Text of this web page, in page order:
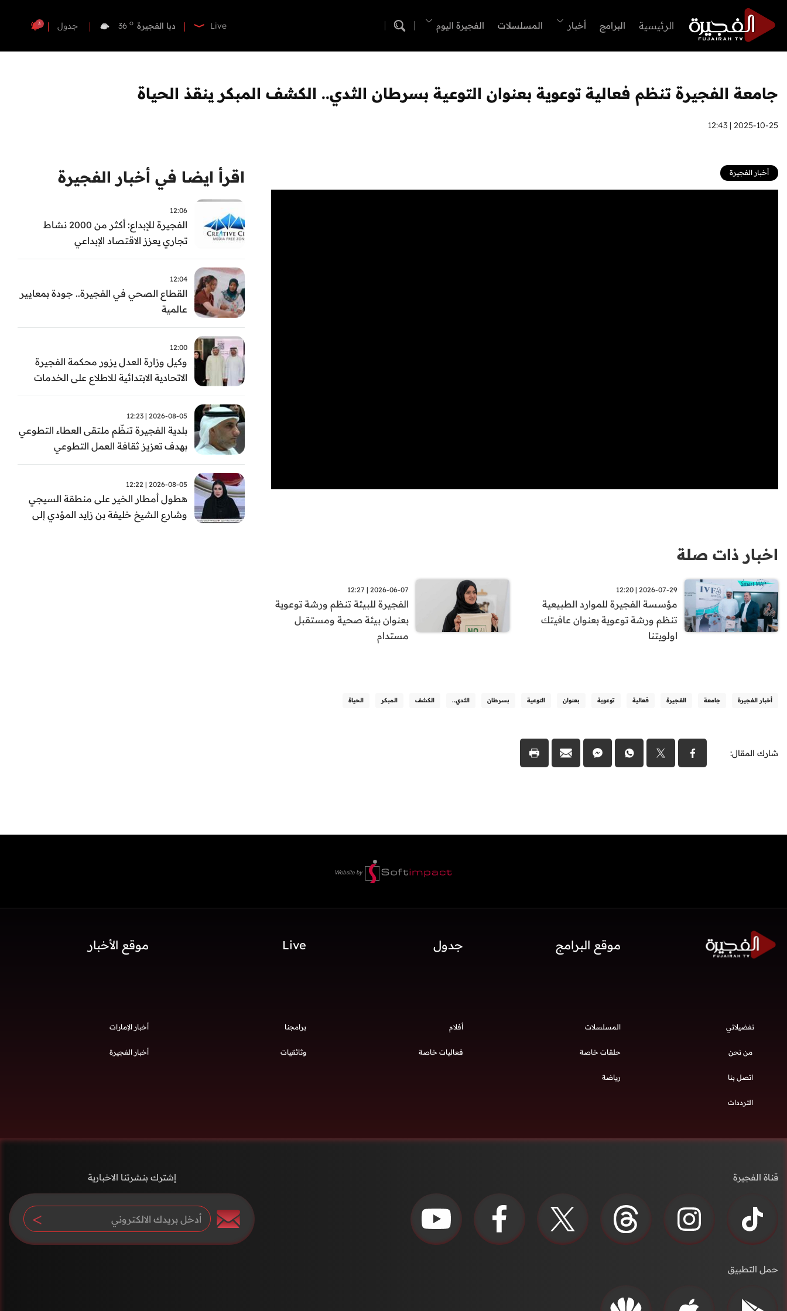
الرئيسية البرامج أخبار المسلسلات الفجيرة اليوم Live دبا الفجيرة 36 o
أم القيوين
جدول 3
جامعة الفجيرة تنظم فعالية توعوية بعنوان التوعية بسرطان الثدي.. الكشف المبكر ينقذ الحياة
2025-10-25 | 12:43
أخبار الفجيرة
اخبار ذات صلة
2026-07-29 | 12:20
مؤسسة الفجيرة للموارد الطبيعية
تنظم ورشة توعوية بعنوان عافيتك
اولويتنا
2026-06-07 | 12:27
الفجيرة للبيئة تنظم ورشة توعوية
بعنوان بيئة صحية ومستقبل
مستدام
أخبار الفجيرة جامعة الفجيرة فعالية توعوية بعنوان التوعية بسرطان الثدي.. الكشف المبكر الحياة
شارك المقال:
اقرأ ايضا في أخبار الفجيرة
12:06
الفجيرة للإبداع: أكثر من 2000 نشاط
تجاري يعزز الاقتصاد الإبداعي
12:04
القطاع الصحي في الفجيرة.. جودة بمعايير
عالمية
12:00
وكيل وزارة العدل يزور محكمة الفجيرة
الاتحادية الابتدائية للاطلاع على الخدمات
التشغيلية وتطويرها
2026-08-05 | 12:23
بلدية الفجيرة تنظّم ملتقى العطاء التطوعي
بهدف تعزيز ثقافة العمل التطوعي
2026-08-05 | 12:22
هطول أمطار الخير على منطقة السيجي
وشارع الشيخ خليفة بن زايد المؤدي إلى
موقع البرامج جدول Live موقع الأخبار
تفضيلاتي
من نحن
اتصل بنا
الترددات
المسلسلات أفلام برامجنا
حلقات خاصة فعاليات خاصة وثائقيات
رياضة
أخبار الإمارات
أخبار الفجيرة
قناة الفجيرة
حمل التطبيق
إشترك بنشرتنا الاخبارية